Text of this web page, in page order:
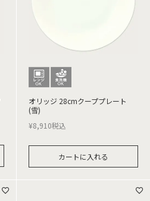
オリッジ 28cmクーププレート
(雪)
¥8,910税込
カートに入れる